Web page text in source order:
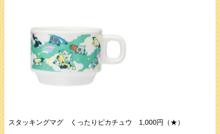
スタッキングマグ くったりピカチュウ 1,000円（★）